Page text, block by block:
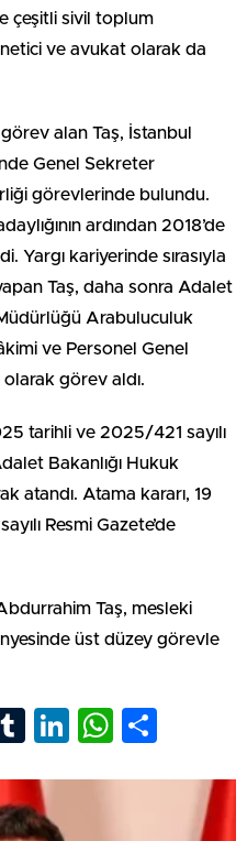
çeşitli sivil toplum
ve avukat olarak da
alan Taş, İstanbul
Genel Sekreter
görevlerinde bulundu.
ardından 2018’de
Yargı kariyerinde sırasıyla
Taş, daha sonra Adalet
Arabuluculuk
ve Personel Genel
olarak görev aldı.
tarihli ve 2025/421 sayılı
Bakanlığı Hukuk
atandı. Atama kararı, 19
Resmi Gazete’de
Taş, mesleki
üst düzey görevle
RedditTumblr
LinkedIn